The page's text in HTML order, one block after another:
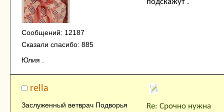
Сообщений: 12187
Сказали спасибо: 885
Юлия .
подскажут .
rella
Заслуженный ветврач Подворья
Re: Срочно нужна